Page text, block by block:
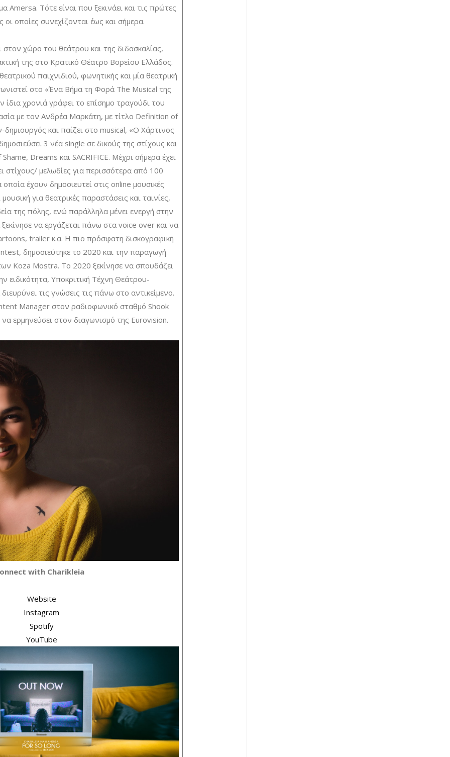
Amersa. Τότε είναι που ξεκινάει και τις πρώτες
οι οποίες συνεχίζονται έως και σήμερα.
στον χώρο του θεάτρου και της διδασκαλίας,
της στο Κρατικό Θέατρο Βορείου Ελλάδος.
παιχνιδιού, φωνητικής και μία θεατρική
στο «Ένα Βήμα τη Φορά The Musical της
χρονιά γράφει το επίσημο τραγούδι του
με τον Ανδρέα Μαρκάτη, με τίτλο Definition of
και παίζει στο musical, «Ο Χάρτινος
3 νέα single σε δικούς της στίχους και
Dreams και SACRIFICE. Μέχρι σήμερα έχει
στίχους/ μελωδίες για περισσότερα από 100
έχουν δημοσιευτεί στις online μουσικές
για θεατρικές παραστάσεις και ταινίες,
της πόλης, ενώ παράλληλα μένει ενεργή στην
να εργάζεται πάνω στα voice over και να
trailer κ.α. Η πιο πρόσφατη δισκογραφική
δημοσιεύτηκε το 2020 και την παραγωγή
Koza Mostra. Το 2020 ξεκίνησε να σπουδάζει
ειδικότητα, Υποκριτική Τέχνη Θεάτρου-
τις γνώσεις τις πάνω στο αντικείμενο.
Manager στον ραδιοφωνικό σταθμό Shook
ερμηνεύσει στον διαγωνισμό της Eurovision.
with Charikleia
Website
Instagram
Spotify
YouTube